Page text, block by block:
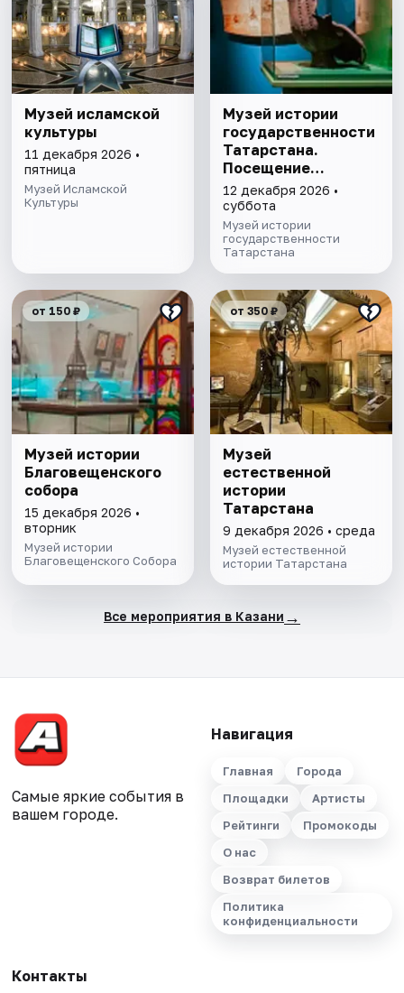
Музей исламской
культуры
11 декабря 2026 •
пятница
Музей Исламской
Культуры
Музей истории
государственности
Татарстана.
Посещение
выставочного зала
и экспозиции
12 декабря 2026 •
суббота
Музей истории
государственности
Татарстана
от 150 ₽
Музей истории
Благовещенского
собора
15 декабря 2026 •
вторник
Музей истории
Благовещенского Собора
от 350 ₽
Музей
естественной
истории
Татарстана
9 декабря 2026 • среда
Музей естественной
истории Татарстана
Все мероприятия в Казани →
Самые яркие события в
вашем городе.
Навигация
Главная
Города
Площадки
Артисты
Рейтинги
Промокоды
О нас
Возврат билетов
Политика
конфиденциальности
Контакты